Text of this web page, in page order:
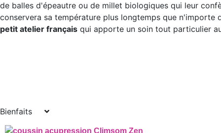
de balles d'épeautre ou de millet biologiques qui leur
conservera sa température plus longtemps que
petit atelier français qui apporte un soin tout particulier
Bienfaits